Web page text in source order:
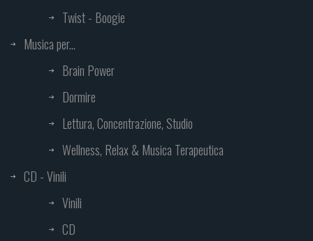
Twist - Boogie
Musica per...
Brain Power
Dormire
Lettura, Concentrazione, Studio
Wellness, Relax & Musica Terapeutica
CD - Vinili
Vinili
CD